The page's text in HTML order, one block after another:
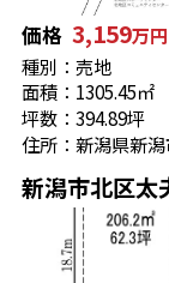
価格 3,159万円
種別：売地
面積：1305.45㎡
坪数：394.89坪